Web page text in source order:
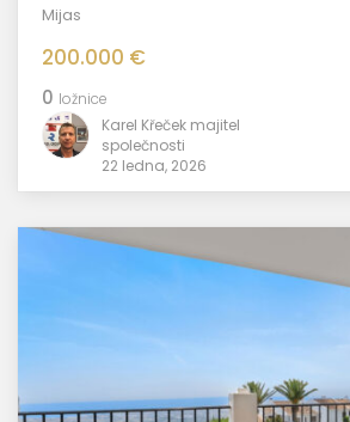
Mijas
200.000 €
0 ložnice
Karel Křeček majitel
společnosti
22 ledna, 2026